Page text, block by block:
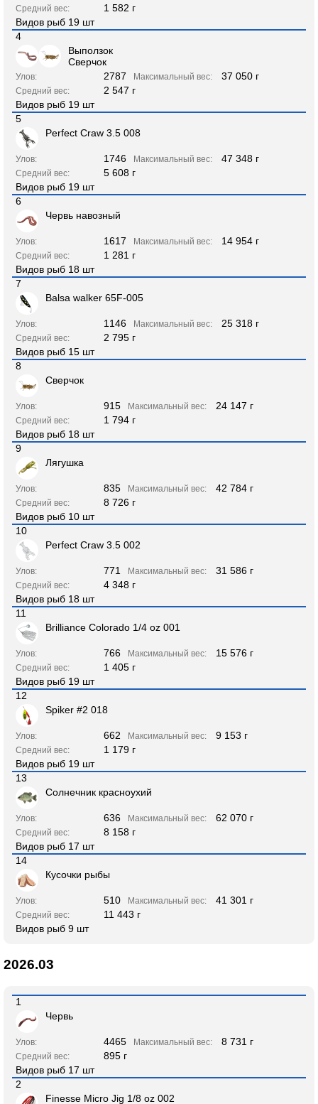
Средний вес:
1 582 г
Видов рыб 19 шт
4
Выползок
Сверчок
Улов: 2787 Максимальный вес: 37 050 г
Средний вес:
2 547 г
Видов рыб 19 шт
5
Perfect Craw 3.5 008
Улов: 1746 Максимальный вес: 47 348 г
Средний вес:
5 608 г
Видов рыб 19 шт
6
Червь навозный
Улов: 1617 Максимальный вес: 14 954 г
Средний вес:
1 281 г
Видов рыб 18 шт
7
Balsa walker 65F-005
Улов: 1146 Максимальный вес: 25 318 г
Средний вес:
2 795 г
Видов рыб 15 шт
8
Сверчок
Улов: 915 Максимальный вес: 24 147 г
Средний вес:
1 794 г
Видов рыб 18 шт
9
Лягушка
Улов: 835 Максимальный вес: 42 784 г
Средний вес:
8 726 г
Видов рыб 10 шт
10
Perfect Craw 3.5 002
Улов: 771 Максимальный вес: 31 586 г
Средний вес:
4 348 г
Видов рыб 18 шт
11
Brilliance Colorado 1/4 oz 001
Улов: 766 Максимальный вес: 15 576 г
Средний вес:
1 405 г
Видов рыб 19 шт
12
Spiker #2 018
Улов: 662 Максимальный вес: 9 153 г
Средний вес:
1 179 г
Видов рыб 19 шт
13
Солнечник красноухий
Улов: 636 Максимальный вес: 62 070 г
Средний вес:
8 158 г
Видов рыб 17 шт
14
Кусочки рыбы
Улов: 510 Максимальный вес: 41 301 г
Средний вес:
11 443 г
Видов рыб 9 шт
2026.03
1
Червь
Улов: 4465 Максимальный вес: 8 731 г
Средний вес:
895 г
Видов рыб 17 шт
2
Finesse Micro Jig 1/8 oz 002